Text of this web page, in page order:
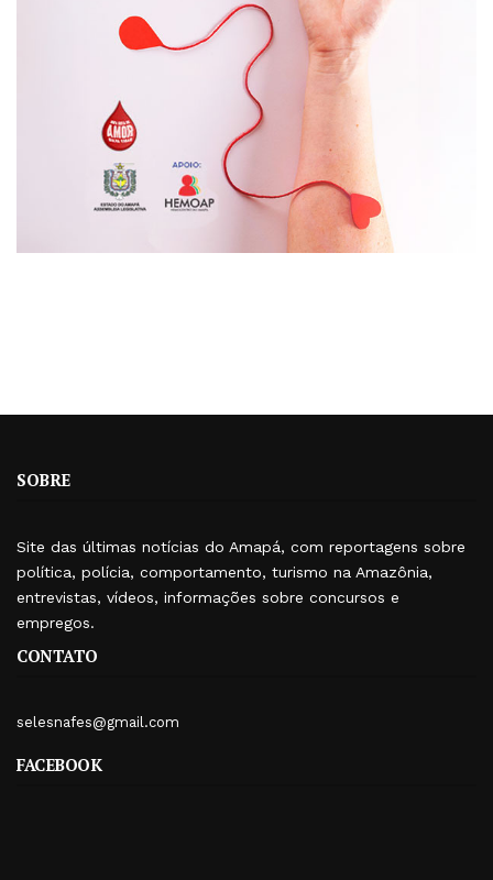
SOBRE
Site das últimas notícias do Amapá, com reportagens sobre
política, polícia, comportamento, turismo na Amazônia,
entrevistas, vídeos, informações sobre concursos e
empregos.
CONTATO
selesnafes@gmail.com
FACEBOOK